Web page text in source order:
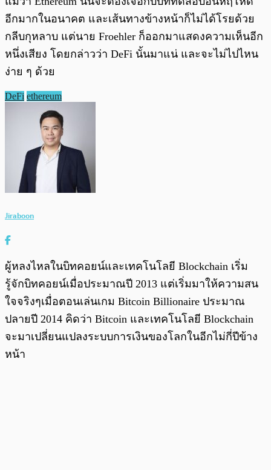
อีกมากในอนาคต และเส้นทางข้างหน้าก็ไม่ได้โรยด้วย
กลีบกุหลาบ แต่นาย Froehler ก็ออกมาแสดงความเห็นอีก
หนึ่งเสียง โดยกล่าวว่า DeFi นั้นมาแน่ และจะไม่ไปไหน
ง่าย ๆ ด้วย
DeFi ethereum
Jiraboon
ผู้หลงไหลในบิทคอยน์และเทคโนโลยี Blockchain เริ่ม
รู้จักบิทคอยน์เมื่อประมาณปี 2013 แต่เริ่มมาให้ความสน
ใจจริงๆเมื่อตอนเล่นเกม Bitcoin Billionaire ประมาณ
ปลายปี 2014 คิดว่า Bitcoin และเทคโนโลยี Blockchain
จะมาเปลี่ยนแปลงระบบการเงินของโลกในอีกไม่กี่ปีข้าง
หน้า